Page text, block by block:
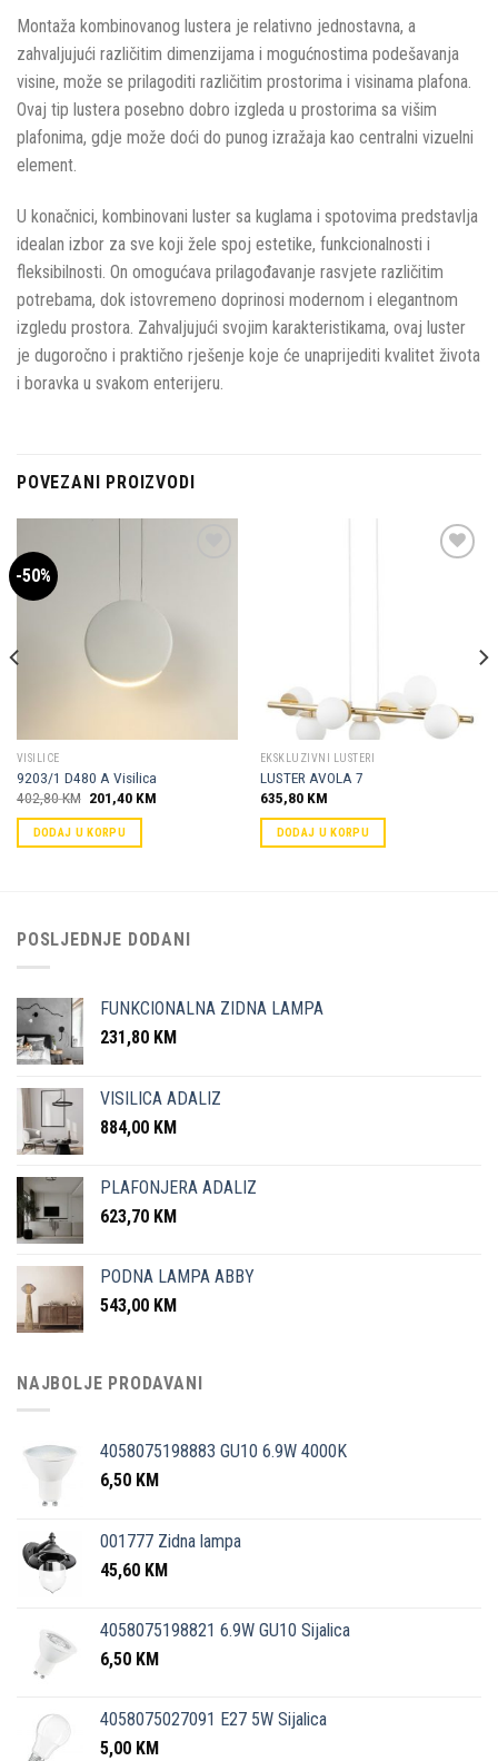
Montaža kombinovanog lustera je relativno jednostavna, a
zahvaljujući različitim dimenzijama i mogućnostima podešavanja
visine, može se prilagoditi različitim prostorima i visinama plafona.
Ovaj tip lustera posebno dobro izgleda u prostorima sa višim
plafonima, gdje može doći do punog izražaja kao centralni vizuelni
element.
U konačnici, kombinovani luster sa kuglama i spotovima predstavlja
idealan izbor za sve koji žele spoj estetike, funkcionalnosti i
fleksibilnosti. On omogućava prilagođavanje rasvjete različitim
potrebama, dok istovremeno doprinosi modernom i elegantnom
izgledu prostora. Zahvaljujući svojim karakteristikama, ovaj luster
je dugoročno i praktično rješenje koje će unaprijediti kvalitet života
i boravka u svakom enterijeru.
POVEZANI PROIZVODI
-50%
VISILICE
9203/1 D480 A Visilica
402,80KM Original
price
was:
402,80 KM.
201,40 KMCurrent
DODAJ U KORPU
EKSKLUZIVNI LUSTERI
LUSTER AVOLA 7
635,80 KM
DODAJ U KORPU
POSLJEDNJE DODANI
FUNKCIONALNA ZIDNA LAMPA
231,80 KM
VISILICA ADALIZ
884,00 KM
PLAFONJERA ADALIZ
623,70 KM
PODNA LAMPA ABBY
543,00 KM
NAJBOLJE PRODAVANI
4058075198883 GU10 6.9W 4000K
6,50 KM
001777 Zidna lampa
45,60 KM
4058075198821 6.9W GU10 Sijalica
6,50 KM
4058075027091 E27 5W Sijalica
5,00 KM